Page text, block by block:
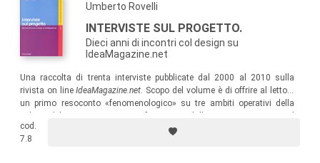
Umberto Rovelli
INTERVISTE SUL PROGETTO.
Dieci anni di incontri col design su
IdeaMagazine.net
Una raccolta di trenta interviste pubblicate dal 2000 al 2010 sulla
rivista on lineIdeaMagazine.net. Scopo del volume è di offrire al lettore
un primo resoconto «fenomenologico» su tre ambiti operativi della
design: il «nuovo» design italiano, il progetto in Toscana, il design al
femminile.
cod.
7.8